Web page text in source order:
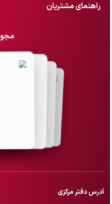
راهنمای مشتریان
آدرس دفتر مرکزی